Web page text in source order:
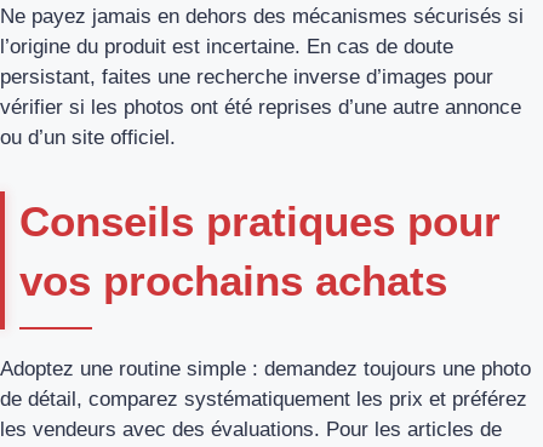
Ne payez jamais en dehors des mécanismes sécurisés si
l’origine du produit est incertaine. En cas de doute
persistant, faites une recherche inverse d’images pour
vérifier si les photos ont été reprises d’une autre annonce
ou d’un site officiel.
Conseils pratiques pour
vos prochains achats
Adoptez une routine simple : demandez toujours une photo
de détail, comparez systématiquement les prix et préférez
les vendeurs avec des évaluations. Pour les articles de